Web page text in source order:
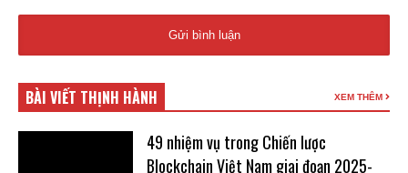
BÀI VIẾT THỊNH HÀNH XEM THÊM
49 nhiệm vụ trong Chiến lược
Blockchain Việt Nam giai đoạn 2025-